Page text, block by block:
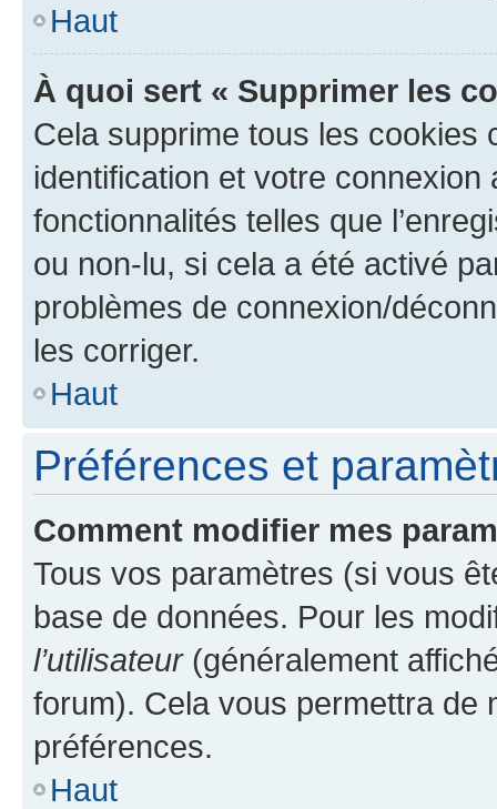
Haut
À quoi sert « Supprimer les
Cela supprime tous les cookies
identification et votre
fonctionnalités telles que
ou non-lu, si cela a été activé
problèmes de connexion/
les corriger.
Haut
Préférences et
Comment modifier mes
Tous vos paramètres (si vous
base de données. Pour les
l’utilisateur(généralement
forum). Cela vous permettra de
préférences.
Haut